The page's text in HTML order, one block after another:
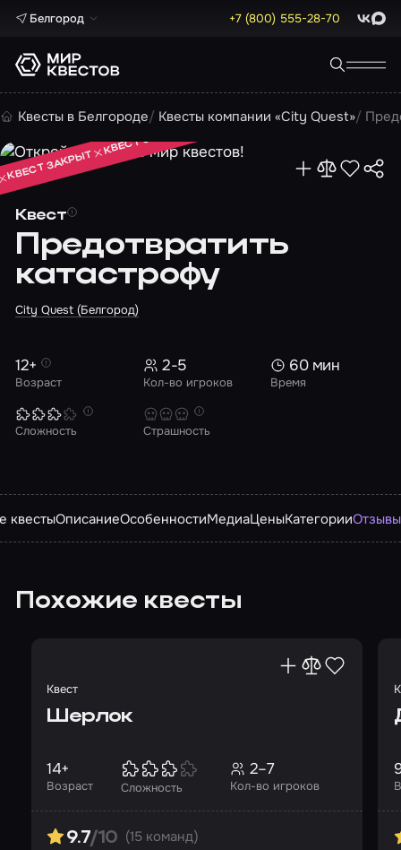
Белгород +7 (800) 555-28-70 Max
Квесты в Белгороде Квесты компании «City Quest»
Квест
Предотвратить
катастрофу
City Quest (Белгород)
КВЕСТ ЗАКРЫТ
КВЕСТ ЗАКРЫТ
КВЕСТ ЗАКРЫТ
Возраст
12+
Кол-во игроков
2-5
Время
60 мин
Сложность Страшность
квестыОписаниеОсобенностиМедиаЦеныКатегорииОтзывы
Похожие квесты
Квест
Шерлок
Возраст
14+
Сложность Кол-во игроков
2–7
9.7/10 (15 команд)